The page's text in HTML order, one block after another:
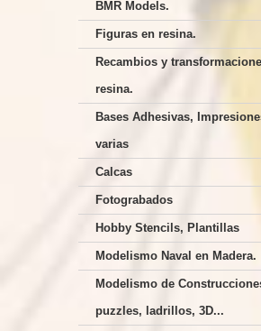
BMR Models.
Figuras en resina.
Recambios y
resina.
Bases Adhesivas,
varias
Calcas
Fotograbados
Hobby Stencils, Plantillas
Modelismo Naval en Madera.
Modelismo de
puzzles, ladrillos, 3D...